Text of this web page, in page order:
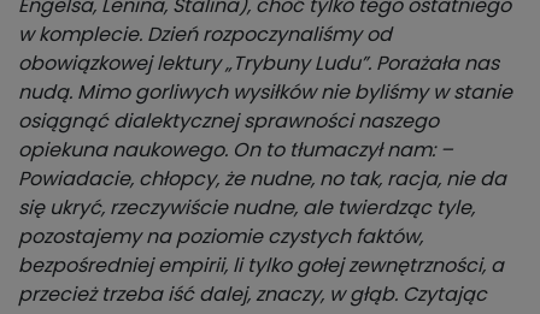
w komplecie. Dzień rozpoczynaliśmy od
obowiązkowej lektury „Trybuny Ludu”. Porażała nas
nudą. Mimo gorliwych wysiłków nie byliśmy w stanie
osiągnąć dialektycznej sprawności naszego
opiekuna naukowego. On to tłumaczył nam: –
Powiadacie, chłopcy, że nudne, no tak, racja, nie da
się ukryć, rzeczywiście nudne, ale twierdząc tyle,
pozostajemy na poziomie czystych faktów,
bezpośredniej empirii, li tylko gołej zewnętrzności, a
przecież trzeba iść dalej, znaczy, w głąb. Czytając